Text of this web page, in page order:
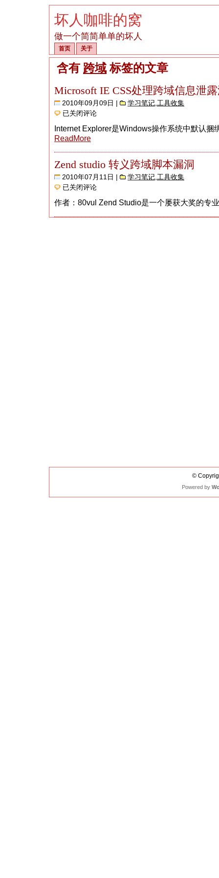
坏人咖啡的窝
做一个简简单单的坏人
首页 关于
含有 跨域标签的文章
Microsoft IE CSS处理跨域信息泄
2010年09月09日 | 学习笔记 工具收集
Microsoft
IE
处
理
跨
域
息
泄
露
漏
已关闭评论
Internet Explorer是Windows操作系统中默认捆
ReadMore
Zend studio 转义跨域脚本漏洞
2010年07月11日 | 学习笔记,工具收集
Zend
studio
转
义
已关闭评论
作者：80vul Zend Studio是一个屡获大奖的专
©
Powered by